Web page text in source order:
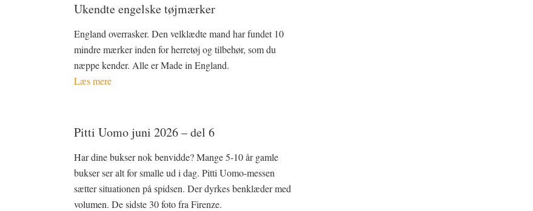
Ukendte engelske tøjmærker
England overrasker. Den velklædte mand har fundet 10
mindre mærker inden for herretøj og tilbehør, som du
næppe kender. Alle er Made in England.
Læs mere
Pitti Uomo juni 2026 – del 6
Har dine bukser nok benvidde? Mange 5-10 år gamle
bukser ser alt for smalle ud i dag. Pitti Uomo-messen
sætter situationen på spidsen. Der dyrkes benklæder med
volumen. De sidste 30 foto fra Firenze.